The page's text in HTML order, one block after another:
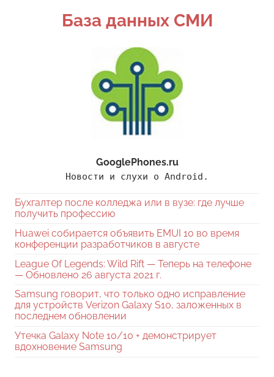
База данных СМИ
GooglePhones.ru
Новости и слухи о Android.
Бухгалтер после колледжа или в вузе: где лучше
получить профессию
Huawei собирается объявить EMUI 10 во время
конференции разработчиков в августе
League Of Legends: Wild Rift — Теперь на телефоне
— Обновлено 26 августа 2021 г.
Samsung говорит, что только одно исправление
для устройств Verizon Galaxy S10, заложенных в
последнем обновлении
Утечка Galaxy Note 10/10 + демонстрирует
вдохновение Samsung